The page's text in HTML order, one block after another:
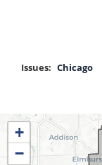
Issues: Chicago
IL04
District
Map
+
−